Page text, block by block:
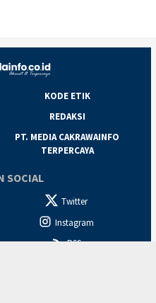
KODE ETIK
REDAKSI
PT. MEDIA CAKRAWAINFO
TERPERCAYA
SOCIAL
Twitter
Instagram
RSS